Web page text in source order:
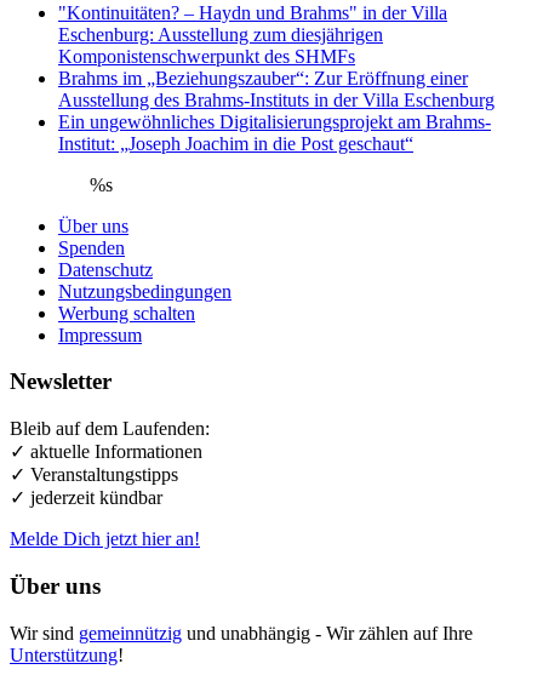
"Kontinuitäten? – Haydn und Brahms" in der Villa
Eschenburg: Ausstellung zum diesjährigen
Komponistenschwerpunkt des SHMFs
Brahms im „Beziehungszauber“: Zur Eröffnung einer
Ausstellung des Brahms-Instituts in der Villa Eschenburg
Ein ungewöhnliches Digitalisierungsprojekt am Brahms-
Institut: „Joseph Joachim in die Post geschaut“
%s
Über uns
Spenden
Datenschutz
Nutzungsbedingungen
Werbung schalten
Impressum
Newsletter
Bleib auf dem Laufenden:
✓ aktuelle Informationen
✓ Veranstaltungstipps
✓ jederzeit kündbar
Melde Dich jetzt hier an!
Über uns
Wir sind gemeinnützig und unabhängig - Wir zählen auf Ihre
Unterstützung!